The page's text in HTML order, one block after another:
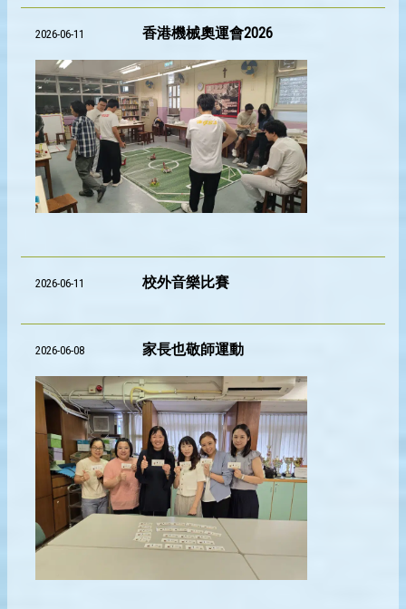
2026-06-11 香港機械奧運會2026
2026-06-11 校外音樂比賽
2026-06-08 家長也敬師運動